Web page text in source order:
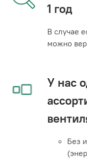
1 год
В случае
можно
У нас
Без